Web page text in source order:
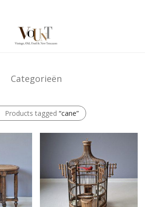
Categorieën
Products tagged “cane”